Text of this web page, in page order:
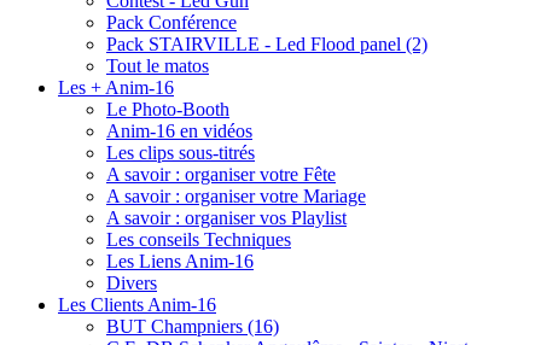
Pack Conférence
Pack STAIRVILLE - Led Flood panel (2)
Tout le matos
Les + Anim-16
Le Photo-Booth
Anim-16 en vidéos
Les clips sous-titrés
A savoir : organiser votre Fête
A savoir : organiser votre Mariage
A savoir : organiser vos Playlist
Les conseils Techniques
Les Liens Anim-16
Divers
Les Clients Anim-16
BUT Champniers (16)